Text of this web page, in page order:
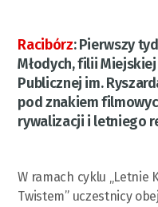
Racibórz:Pierwszy
Młodych, filii
Publicznej im.
pod znakiem
rywalizacji i letniego
W ramach cyklu „Letnie
Twistem” uczestnicy